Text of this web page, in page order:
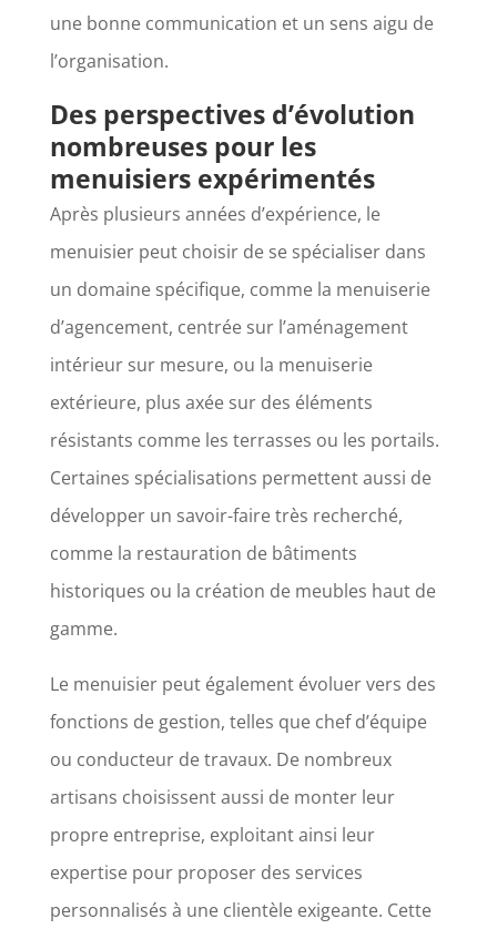
une bonne communication et un sens aigu de
l’organisation.
Des perspectives d’évolution
nombreuses pour les
menuisiers expérimentés
Après plusieurs années d’expérience, le
menuisier peut choisir de se spécialiser dans
un domaine spécifique, comme la menuiserie
d’agencement, centrée sur l’aménagement
intérieur sur mesure, ou la menuiserie
extérieure, plus axée sur des éléments
résistants comme les terrasses ou les portails.
Certaines spécialisations permettent aussi de
développer un savoir-faire très recherché,
comme la restauration de bâtiments
historiques ou la création de meubles haut de
gamme.
Le menuisier peut également évoluer vers des
fonctions de gestion, telles que chef d’équipe
ou conducteur de travaux. De nombreux
artisans choisissent aussi de monter leur
propre entreprise, exploitant ainsi leur
expertise pour proposer des services
personnalisés à une clientèle exigeante. Cette